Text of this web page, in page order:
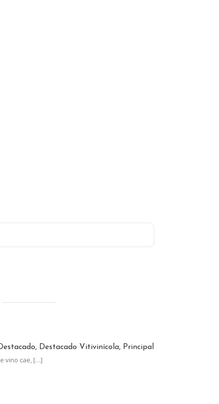
CRECE A CONTRAMANO DEL CONSUMO GLOBAL
Destacado Vitivinícola, Principal
vino cae, […]
MENOS QUE LA INFLACIÓN